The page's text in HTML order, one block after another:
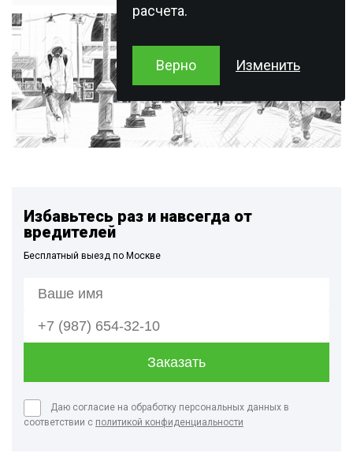
расчета.
Верно Изменить
Избавьтесь раз и навсегда от
вредителей
Бесплатный выезд по Москве
Даю согласие на обработку персональных данных в
соответствии с политикой конфиденциальности